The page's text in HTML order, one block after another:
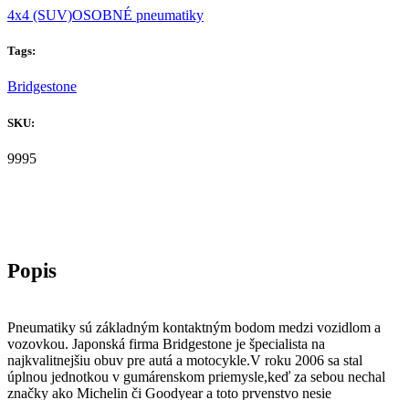
4x4 (SUV)OSOBNÉ pneumatiky
Tags:
Bridgestone
SKU:
9995
Pneumatiky sú základným kontaktným bodom medzi vozidlom a
vozovkou. Japonská firma Bridgestone je špecialista na
najkvalitnejšiu obuv pre autá a motocykle.V roku 2006 sa stal
úplnou jednotkou v gumárenskom priemysle,keď za sebou nechal
značky ako Michelin či Goodyear a toto prvenstvo nesie